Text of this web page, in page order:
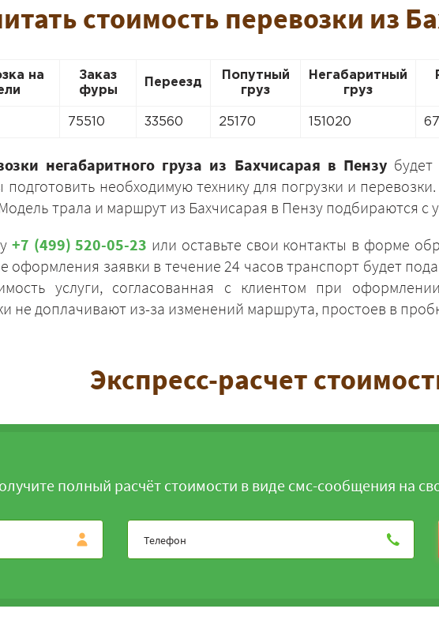
стоимость перевозки из
на
Заказ
фуры
Переезд
Попутный
груз
Негабаритный
груз
75510 33560 25170 151020
негабаритного груза из Бахчисарая в Пензу
необходимую технику для погрузки и
трала и маршрут из Бахчисарая в Пензу подбираются с
+7 (499) 520-05-23 или оставьте свои контакты в форме
оформления заявки в течение 24 часов транспорт будет
услуги, согласованная с клиентом при
не доплачивают из-за изменений маршрута, простоев в
Экспресс-расчет
полный расчёт стоимости в виде смс-сообщения на
+7 (499) 520-05-23
ЗАКАЗАТЬ